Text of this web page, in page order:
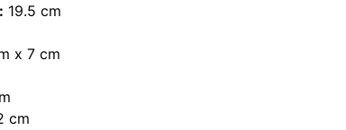
19.5 cm
x 7 cm
cm